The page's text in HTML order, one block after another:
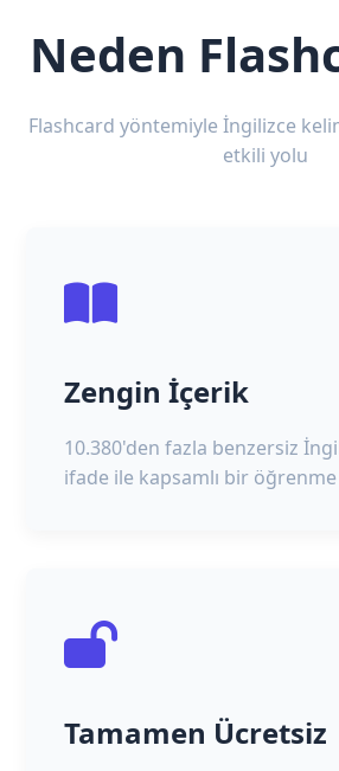
Neden
Flashcard yöntemiyle İngilizce
etkili yolu
Zengin İçerik
10.380'den fazla benzersiz
ifade ile kapsamlı bir
Tamamen Ücretsiz